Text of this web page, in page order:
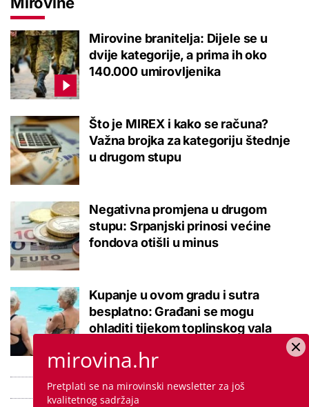
Mirovine branitelja: Dijele se u
dvije kategorije, a prima ih oko
140.000 umirovljenika
Što je MIREX i kako se računa?
Važna brojka za kategoriju štednje
u drugom stupu
Negativna promjena u drugom
stupu: Srpanjski prinosi većine
fondova otišli u minus
Kupanje u ovom gradu i sutra
besplatno: Građani se mogu
ohladiti tijekom toplinskog vala
mirovina.hr
Pretplati se na mirovinski newsletter za još
kvalitetnog sadržaja